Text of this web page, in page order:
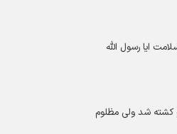
ایا رسول الله
شد ولی مظلوم